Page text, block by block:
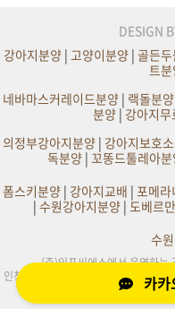
DESIGN
강아지분양 | 고양이분양 | 골든
트
네바마스커레이드분양| 랙돌분양
분양|강아지
의정부강아지분양| 강아지보호소
독분양 | 꼬똥드툴레아
폼스키분양| 강아지교배 | 포메라
| 수원강아지분양| 도베르
수
(주)인포씨에스에서 운영하는
인천,부천,서울,수원,원주,의정부,부산
및
카